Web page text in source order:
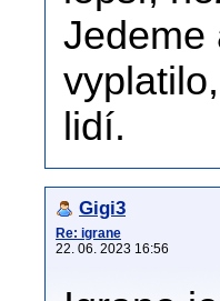
Jedeme
lidí.
Gigi3
Re: igrane
22. 06. 2023 16:56